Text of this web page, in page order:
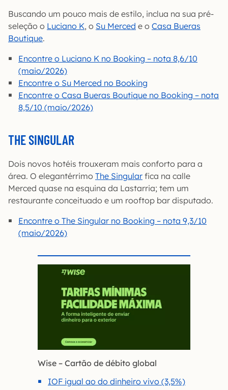
Buscando um pouco mais de estilo, inclua na sua pré-
seleção o Luciano K, o Su Merced e o Casa Bueras
Boutique.
Encontre o Luciano K no Booking – nota 8,6/10
(maio/2026)
Encontre o Su Merced no Booking
Encontre o Casa Bueras Boutique no Booking – nota
8,5/10 (maio/2026)
THE SINGULAR
Dois novos hotéis trouxeram mais conforto para a
área. O elegantérrimo The Singular fica na calle
Merced quase na esquina da Lastarria; tem um
restaurante conceituado e um rooftop bar disputado.
Encontre o The Singular no Booking – nota 9,3/10
(maio/2026)
Wise – Cartão de débito global
IOF igual ao do dinheiro vivo (3,5%)